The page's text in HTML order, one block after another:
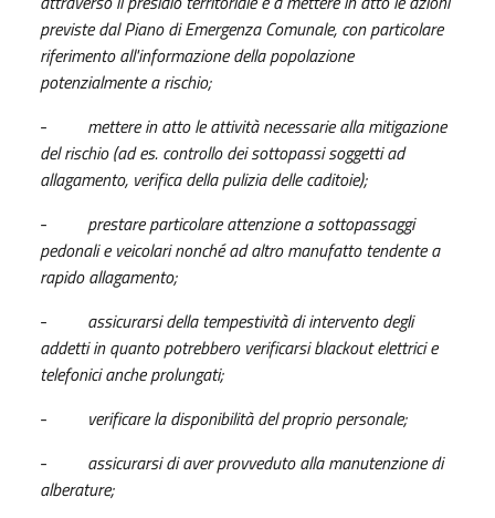
previste dal Piano di Emergenza Comunale, con particolare
riferimento all'informazione della popolazione
potenzialmente a rischio;
- mettere in atto le attività necessarie alla mitigazione
del rischio (ad es. controllo dei sottopassi soggetti ad
allagamento, verifica della pulizia delle caditoie);
- prestare particolare attenzione a sottopassaggi
pedonali e veicolari nonché ad altro manufatto tendente a
rapido allagamento;
- assicurarsi della tempestività di intervento degli
addetti in quanto potrebbero verificarsi blackout elettrici e
telefonici anche prolungati;
- verificare la disponibilità del proprio personale;
- assicurarsi di aver provveduto alla manutenzione di
alberature;